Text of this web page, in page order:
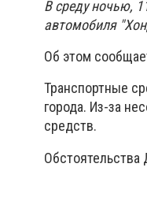
В среду ночью,
автомобиля
Об этом
Транспортные
города. Из-за
средств.